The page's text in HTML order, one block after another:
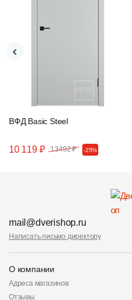
ВФД Basic Steel
10 119 ₽ 13492 ₽ -25%
‹
mail@dverishop.ru
Написать письмо директору
О компании
Адреса магазинов
Отзывы